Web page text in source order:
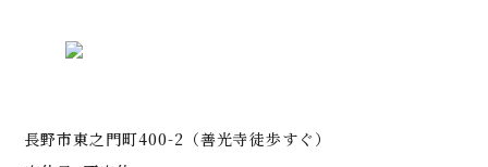
長野市東之門町400-2（善光寺徒歩すぐ）